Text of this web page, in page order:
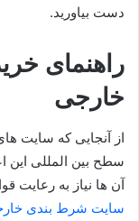
دست بیاورید.
راهنمای
خارجی
از آنجایی‌ که سایت‌
سطح بین‌ المللی این
آن‌ ها نیاز به رعایت
سایت شرط بندی